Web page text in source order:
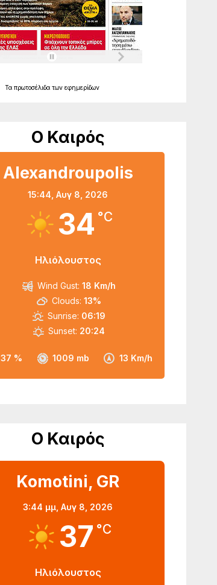
Τα πρωτοσέλιδα των εφημερίδων
Ο Καιρός
Alexandroupolis
15:44,Αυγ 8, 2026
34 °C
Ηλιόλουστος
37 % 1009 mb 13 Km/h
Wind Gust: 18 Km/h
Clouds: 13%
Sunrise: 06:19
Sunset: 20:24
Ο Καιρός
Komotini, GR
3:44 μμ,Αυγ 8, 2026
37 °C
Ηλιόλουστος